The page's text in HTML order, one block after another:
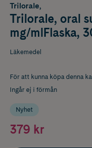
Trilorale,
Trilorale, oral
mg/mlFlaska,
Läkemedel
För att kunna köpa denna
Ingår ej i förmån
Nyhet
379 kr